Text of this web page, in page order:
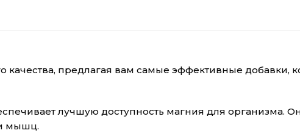
предлагая вам самые эффективные добавки,
лучшую доступность магния для организма.
мышц.